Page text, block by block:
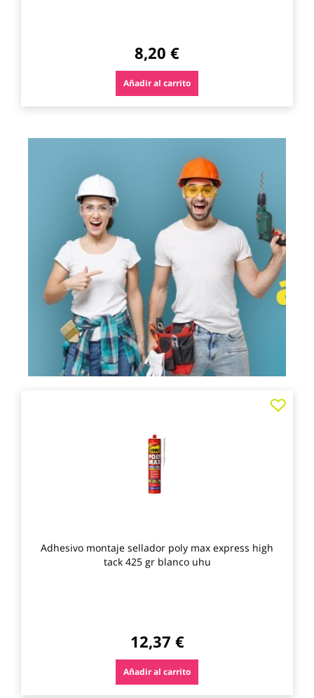
8,20 €
Añadir al carrito
Adhesivo montaje sellador poly max express high
tack 425 gr blanco uhu
12,37 €
Añadir al carrito